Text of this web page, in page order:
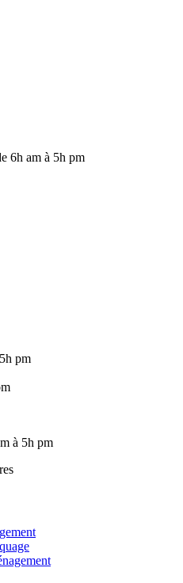
6h am à 5h pm
pm
à 5h pm